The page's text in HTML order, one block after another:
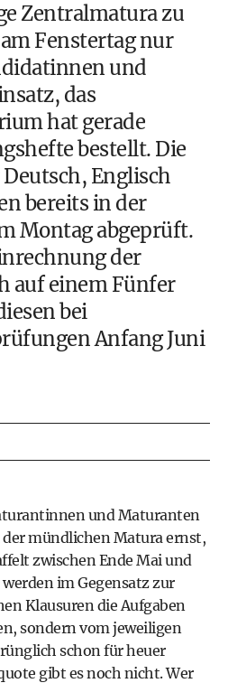
Zentralmatura zu
Fenstertag nur
und
das
hat gerade
bestellt. Die
Englisch
bereits in der
Montag abgeprüft.
der
auf einem Fünfer
bei
Anfang Juni
und Maturanten
der mündlichen Matura ernst,
zwischen Ende Mai und
im Gegensatz zur
Klausuren die Aufgaben
sondern vom jeweiligen
schon für heuer
gibt es noch nicht. Wer